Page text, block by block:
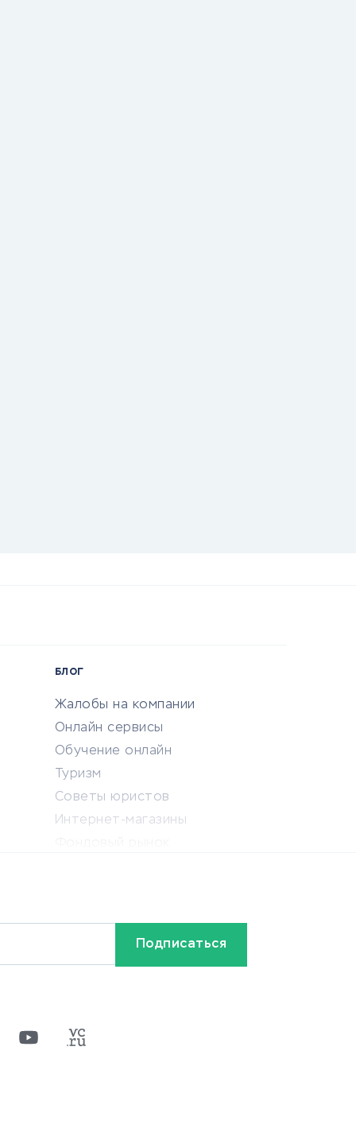
БЛОГ
Жалобы на компании
Онлайн сервисы
Обучение онлайн
Туризм
Советы юристов
Интернет-магазины
Бонусы и акции